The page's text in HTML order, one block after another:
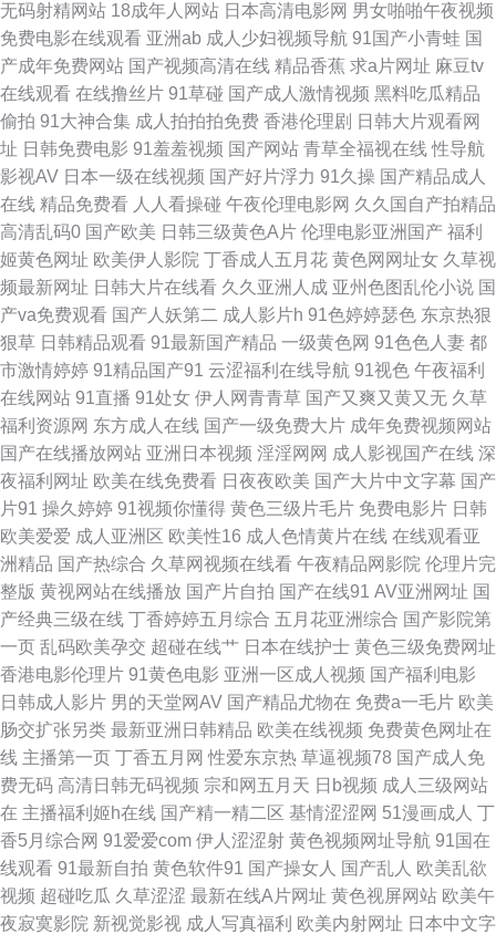
网 免费观看肏屄 玖玖热精品6 www九九 三级网站 国产超碰青青草 国产精品
偷综合 中日韩精品一二三 欧美三级网站 国产传媒中文字幕 亚洲综合自拍a片
伦理在线观看 99色国产 日韩AV激情网 久久国产精品一区 A色在线观看 午夜
福利论坛 另类射区 97资源麻烦视频 日本αV中文字幕 东京热久久AV 午夜激
情综合 黄色小说视频网址 www日韩三级 亚洲色色导航 国产人妖ts 91资源网
址 色五月97 国产极品蜜臀毛片 亚洲老司机AV 欧美三级aaa 草莓视频91 丝
袜美腿五月天 午夜三级影院 久久性交网 91真人视频 人人操人人干网 成人小
网站 午夜福利Av网 黑丝91久久 91Va久久 欧美A级性爱 国产天天操天天干
91午夜福利影院 日韩成人一区 国产四区自拍 在线看污网站视频 欧美成人AB
成人免费AA片 午夜老司机视频网 激情色色网 人人爱人人操 超碰GAO导航
91美网站 人妻福利剧场 成人视频最新官网 伊人网香蕉 人妖看片AV网站 豆
花肏肏视频 1024成人网站 欧美色淫网 狼人人avcom 99超碰人人草 中文字
幕黄色毛片 蜜桃内射91 国产五码 欧美日网站 国产精品熟 中文字幕久荜 美
女抠逼视频网站 韩国操逼片 成人在线不卡 在线视频香蕉 男同肛交国产自拍
超碰91操 一本道免费视频 美女做爱视频久久 www日 制服爽片福利 日韩三
级网 亚洲色图色五月 欧美性爱二三四区 岛国欧美a级视频 操逼首页 五月天
婷婷色色 欧美性爱激情网 成人日本三级 亚洲图片欧美色图 亚洲欧洲日本无
无码射精网站 18成年人网站 日本高清电影网 男女啪啪午夜视频
免费电影在线观看 亚洲ab 成人少妇视频导航 91国产小青蛙 国
产成年免费网站 国产视频高清在线 精品香蕉 求a片网址 麻豆tv
在线观看 在线撸丝片 91草碰 国产成人激情视频 黑料吃瓜精品
偷拍 91大神合集 成人拍拍拍免费 香港伦理剧 日韩大片观看网
址 日韩免费电影 91羞羞视频 国产网站 青草全福视在线 性导航
影视AV 日本一级在线视频 国产好片浮力 91久操 国产精品成人
在线 精品免费看 人人看操碰 午夜伦理电影网 久久国自产拍精品
高清乱码0 国产欧美 日韩三级黄色A片 伦理电影亚洲国产 福利
姬黄色网址 欧美伊人影院 丁香成人五月花 黄色网网址女 久草视
频最新网址 日韩大片在线看 久久亚洲人成 亚州色图乱伦小说 国
产va免费观看 国产人妖第二 成人影片h 91色婷婷瑟色 东京热狠
狠草 日韩精品观看 91最新国产精品 一级黄色网 91色色人妻 都
市激情婷婷 91精品国产91 云涩福利在线导航 91视色 午夜福利
在线网站 91直播 91处女 伊人网青青草 国产又爽又黄又无 久草
福利资源网 东方成人在线 国产一级免费大片 成年免费视频网站
国产在线播放网站 亚洲日本视频 淫淫网网 成人影视国产在线 深
夜福利网址 欧美在线免费看 日夜夜欧美 国产大片中文字幕 国产
片91 操久婷婷 91视频你懂得 黄色三级片毛片 免费电影片 日韩
欧美爱爱 成人亚洲区 欧美性16 成人色情黄片在线 在线观看亚
洲精品 国产热综合 久草网视频在线看 午夜精品网影院 伦理片完
整版 黄视网站在线播放 国产片自拍 国产在线91 AV亚洲网址 国
产经典三级在线 丁香婷婷五月综合 五月花亚洲综合 国产影院第
一页 乱码欧美孕交 超碰在线艹 日本在线护士 黄色三级免费网址
香港电影伦理片 91黄色电影 亚洲一区成人视频 国产福利电影
日韩成人影片 男的天堂网AV 国产精品尤物在 免费a一毛片 欧美
肠交扩张另类 最新亚洲日韩精品 欧美在线视频 免费黄色网址在
线 主播第一页 丁香五月网 性爱东京热 草逼视频78 国产成人免
费无码 高清日韩无码视频 宗和网五月天 日b视频 成人三级网站
在 主播福利姬h在线 国产精一精二区 基情涩涩网 51漫画成人 丁
香5月综合网 91爱爱com 伊人涩涩射 黄色视频网址导航 91国在
线观看 91最新自拍 黄色软件91 国产操女人 国产乱人 欧美乱欲
视频 超碰吃瓜 久草涩涩 最新在线A片网址 黄色视屏网站 欧美午
夜寂寞影院 新视觉影视 成人写真福利 欧美内射网址 日本中文字